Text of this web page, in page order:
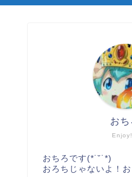
おち
おちろです(*˙˘˙*)
おろちじゃないよ！お